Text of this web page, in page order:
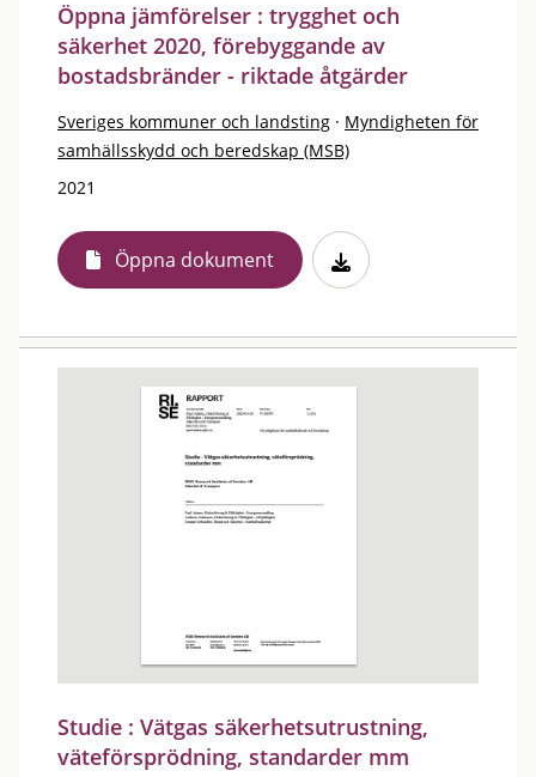
Öppna jämförelser : trygghet och
säkerhet 2020, förebyggande av
bostadsbränder - riktade åtgärder
Sveriges kommuner och landsting · Myndigheten för
samhällsskydd och beredskap (MSB)
2021
Öppna dokument
Studie : Vätgas säkerhetsutrustning,
väteförsprödning, standarder mm